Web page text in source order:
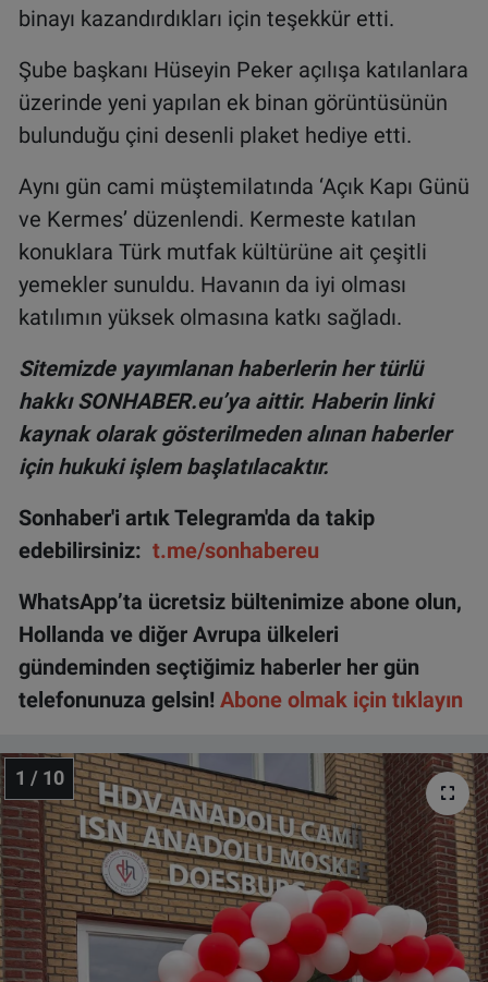
binayı kazandırdıkları için teşekkür etti.
Şube başkanı Hüseyin Peker açılışa katılanlara
üzerinde yeni yapılan ek binan görüntüsünün
bulunduğu çini desenli plaket hediye etti.
Aynı gün cami müştemilatında ‘Açık Kapı Günü
ve Kermes’ düzenlendi. Kermeste katılan
konuklara Türk mutfak kültürüne ait çeşitli
yemekler sunuldu. Havanın da iyi olması
katılımın yüksek olmasına katkı sağladı.
Sitemizde yayımlanan haberlerin her türlü
hakkı SONHABER.eu’ya aittir. Haberin linki
kaynak olarak gösterilmeden alınan haberler
için hukuki işlem başlatılacaktır.
Sonhaber'i artık Telegram'da da takip
edebilirsiniz: t.me/sonhabereu
WhatsApp’ta ücretsiz bültenimize abone olun,
Hollanda ve diğer Avrupa ülkeleri
gündeminden seçtiğimiz haberler her gün
telefonunuza gelsin! Abone olmak için tıklayın
1 / 10